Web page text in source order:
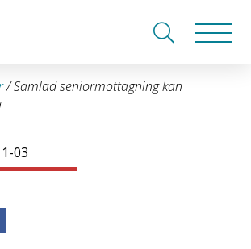
/Samlad seniormottagning kan
03